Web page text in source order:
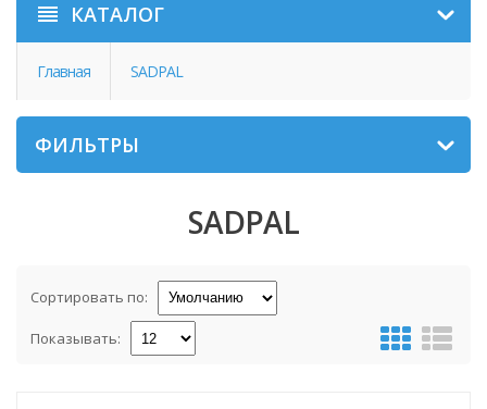
КАТАЛОГ
Главная SADPAL
ФИЛЬТРЫ
SADPAL
Сортировать по:
Показывать: